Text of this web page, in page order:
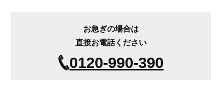
お急ぎの場合は
直接お電話ください
0120-990-390